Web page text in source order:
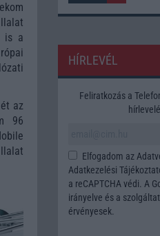
is a
az
96
HÍRLEVÉL
Feliratkozás a
Elfogadom az
Adatkezelési
a reCAPTCHA védi. A
irányelve és a
érvényesek.